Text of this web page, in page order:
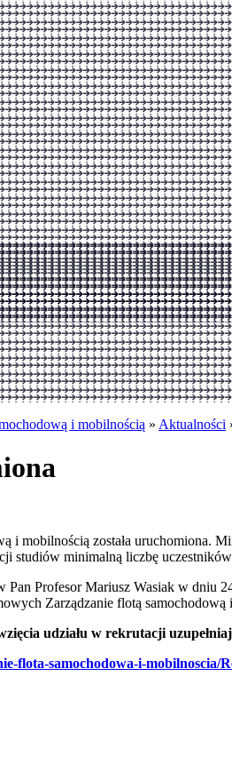
i mobilnością » Aktualności
i mobilnością została uruchomiona.
studiów minimalną liczbę
Profesor Mariusz Wasiak w dniu
Zarządzanie flotą samochodową
udziału w rekrutacji
flota-samochodowa-i-mobilnoscia/